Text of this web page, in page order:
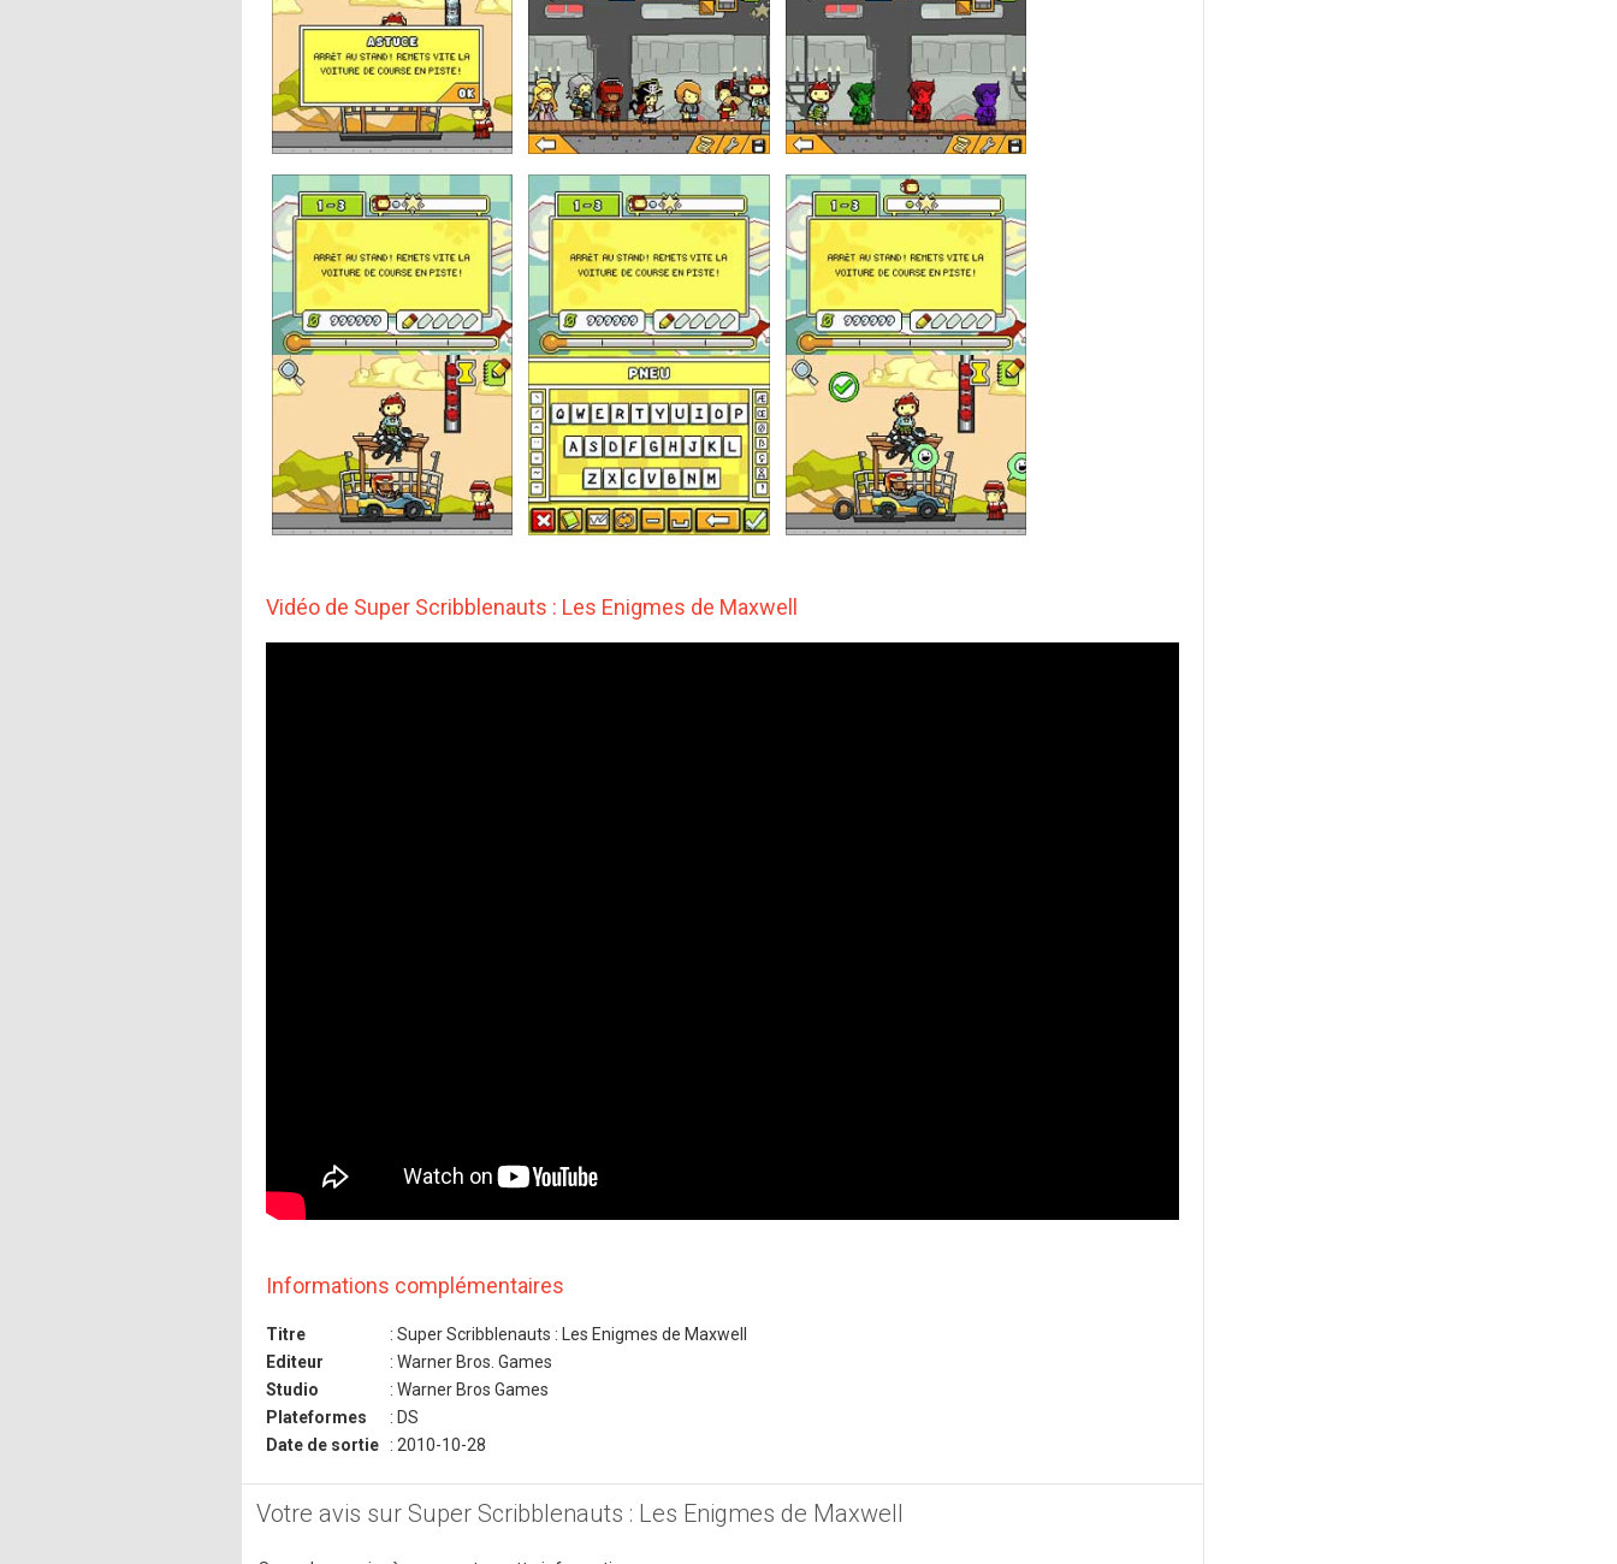
Vidéo de Super Scribblenauts : Les Enigmes de Maxwell
Informations complémentaires
Titre
: Super Scribblenauts : Les Enigmes de Maxwell
Editeur
: Warner Bros. Games
Studio
: Warner Bros Games
Plateformes
: DS
Date de sortie
: 2010-10-28
Votre avis sur Super Scribblenauts : Les Enigmes de Maxwell